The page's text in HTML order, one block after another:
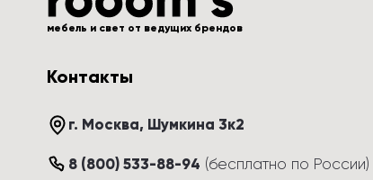
мебель и свет от ведущих брендов
Контакты
г. Москва, Шумкина 3к2
8 (800) 533-88-94 (бесплатно по России)